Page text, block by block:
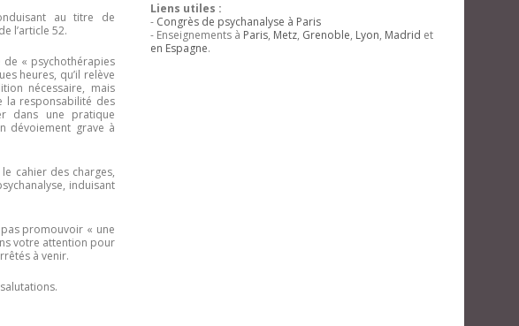
au titre de
l’article 52.
« psychothérapies
heures, qu’il relève
nécessaire, mais
la responsabilité des
dans une pratique
dévoiement grave à
cahier des charges,
induisant
promouvoir « une
votre attention pour
à venir.
Liens utiles :
- Congrès de psychanalyse à Paris
- Enseignements à Paris, Metz, Grenoble, Lyon, Madrid et
en Espagne.